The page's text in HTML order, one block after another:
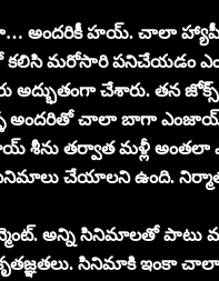
హయ్. చాలా హ్యాపీగా
కలిసి మరోసారి పనిచేయడం
అద్భుతంగా చేశారు. తన
అందరితో చాలా బాగా
శీను తర్వాత మళ్లీ అంతలా
చేయాలని ఉంది. నిర్మాత
అన్ని సినిమాలతో
సినిమాకి ఇంకా చాలా